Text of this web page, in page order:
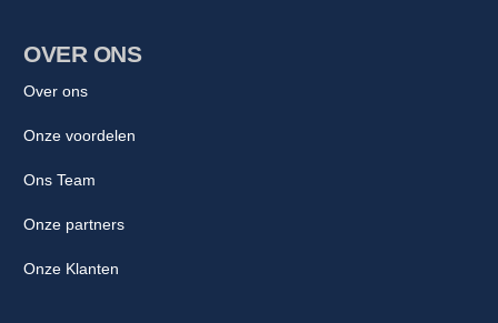
OVER ONS
Over ons
Onze voordelen
Ons Team
Onze partners
Onze Klanten